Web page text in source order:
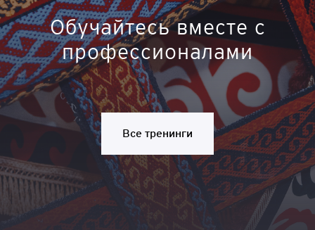
Обучайтесь вместе с
профессионалами
Все тренинги